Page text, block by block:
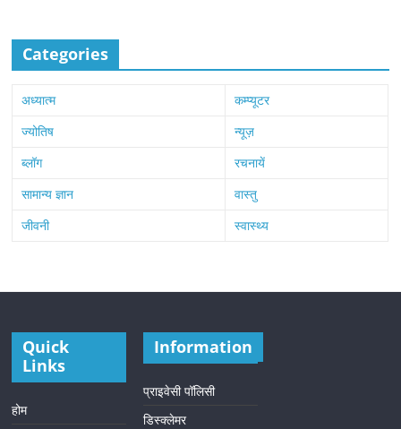
Categories
अध्यात्म
कम्प्यूटर
ज्योतिष
न्यूज़
ब्लॉग
रचनायें
सामान्य ज्ञान
वास्तु
जीवनी
स्वास्थ्य
Quick
Links
होम
Information
प्राइवेसी पॉलिसी
डिस्क्लेमर